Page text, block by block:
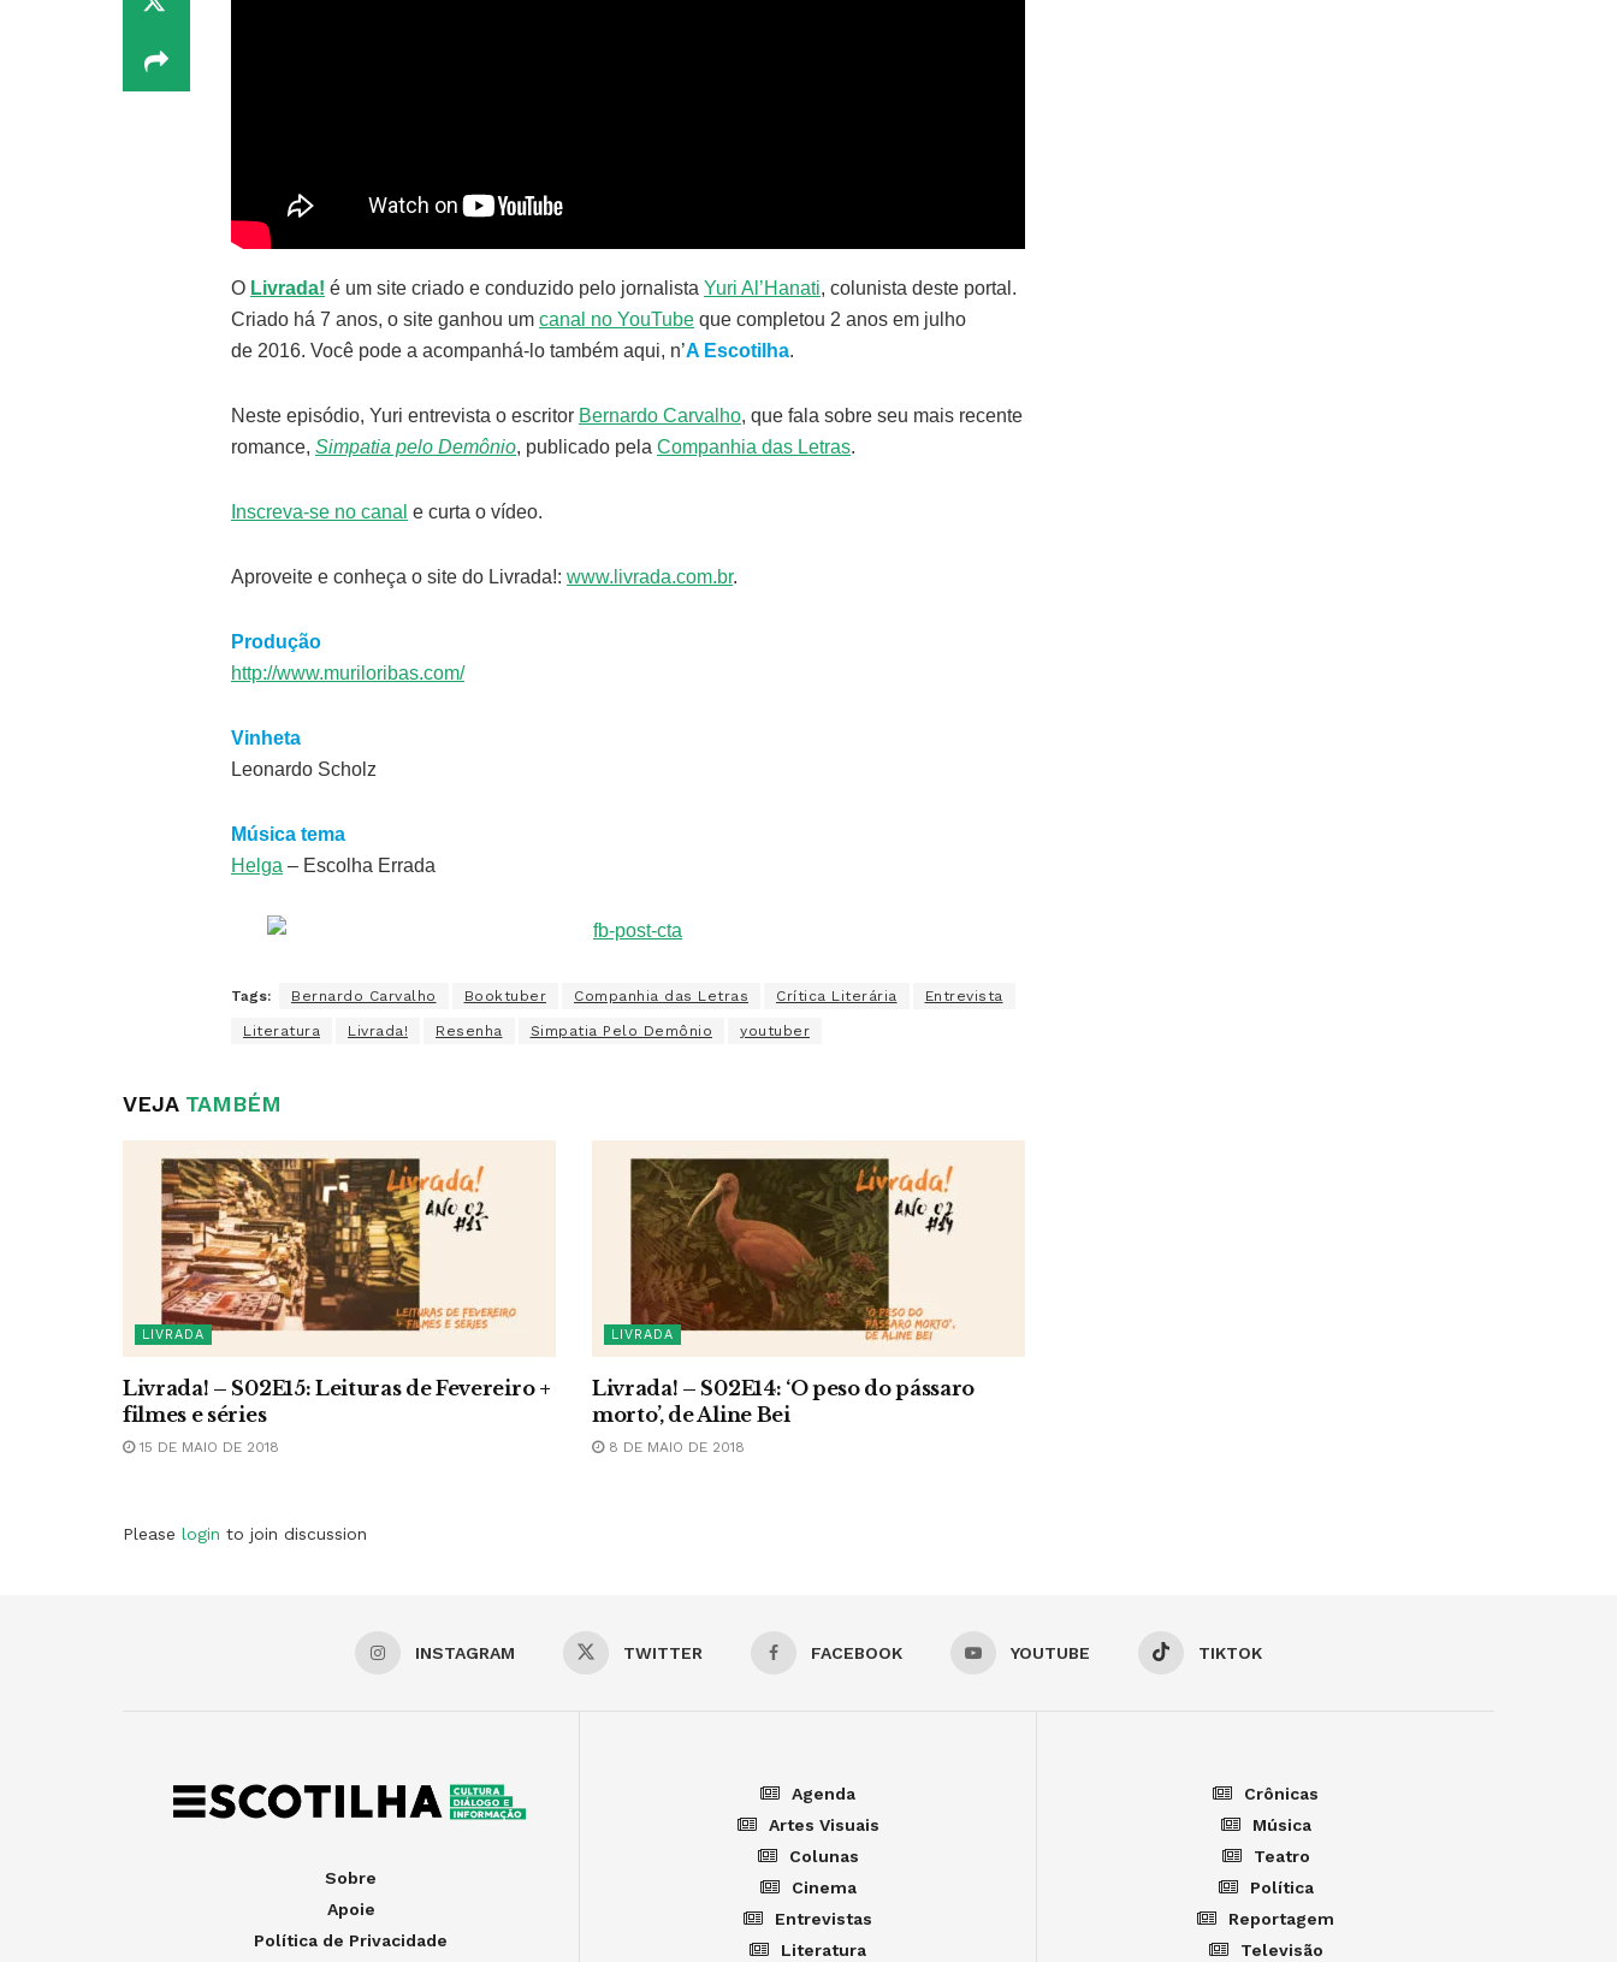
O Livrada! é um site criado e conduzido pelo jornalista Yuri Al’Hanati, colunista deste portal.
Criado há 7 anos, o site ganhou um canal no YouTube que completou 2 anos em julho
de 2016. Você pode a acompanhá-lo também aqui, n’A Escotilha.
Neste episódio, Yuri entrevista o escritor Bernardo Carvalho, que fala sobre seu mais recente
romance, Simpatia pelo Demônio, publicado pela Companhia das Letras.
Inscreva-se no canal e curta o vídeo.
Aproveite e conheça o site do Livrada!: www.livrada.com.br.
Produção
http://www.muriloribas.com/
Vinheta
Leonardo Scholz
Música tema
Helga – Escolha Errada
Tags: Bernardo Carvalho Booktuber Companhia das Letras Crítica Literária Entrevista
Literatura Livrada! Resenha Simpatia Pelo Demônio youtuber
VEJATAMBÉM
LIVRADA
Livrada! – S02E15: Leituras de Fevereiro +
filmes e séries
15 DE MAIO DE 2018
LIVRADA
Livrada! – S02E14: ‘O peso do pássaro
morto’, de Aline Bei
8 DE MAIO DE 2018
Please login to join discussion
INSTAGRAM TWITTER FACEBOOK YOUTUBE TIKTOK
Sobre
Apoie
Política de Privacidade
Agenda
Artes Visuais
Colunas
Cinema
Entrevistas
Literatura
Crônicas
Música
Teatro
Política
Reportagem
Televisão